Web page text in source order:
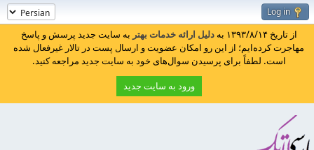
Log in
از تاریخ ۱۳۹۳/۸/۱۴ به دلیل ارائه خدمات بهتر به سایت جدید پرسش و پاسخ
مهاجرت کرده‌ایم؛ از این رو امکان عضویت و ارسال پست در تالار غیرفعال شده
است. لطفاً برای پرسیدن سوال‌های خود به سایت جدید مراجعه کنید.
ورود به سایت جدید